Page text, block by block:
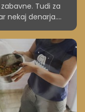
Tudi za
nekaj denarja.
mačje dame ali
oskrbe ni, je